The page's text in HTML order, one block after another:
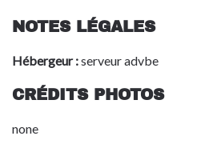
NOTES LÉGALES
Hébergeur :serveur advbe
CRÉDITS PHOTOS
none